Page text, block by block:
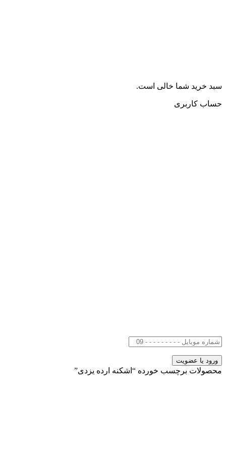
سبد خرید شما خالی است.
حساب کاربری
محصولات برچسب خورده “اشکنه ارده یزدی”